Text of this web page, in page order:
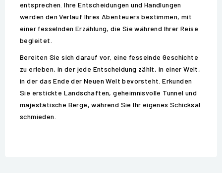
entsprechen. Ihre Entscheidungen und Handlungen
werden den Verlauf Ihres Abenteuers bestimmen, mit
einer fesselnden Erzählung, die Sie während Ihrer Reise
begleitet.
Bereiten Sie sich darauf vor, eine fesselnde Geschichte
zu erleben, in der jede Entscheidung zählt, in einer Welt,
in der das Ende der Neuen Welt bevorsteht. Erkunden
Sie erstickte Landschaften, geheimnisvolle Tunnel und
majestätische Berge, während Sie Ihr eigenes Schicksal
schmieden.